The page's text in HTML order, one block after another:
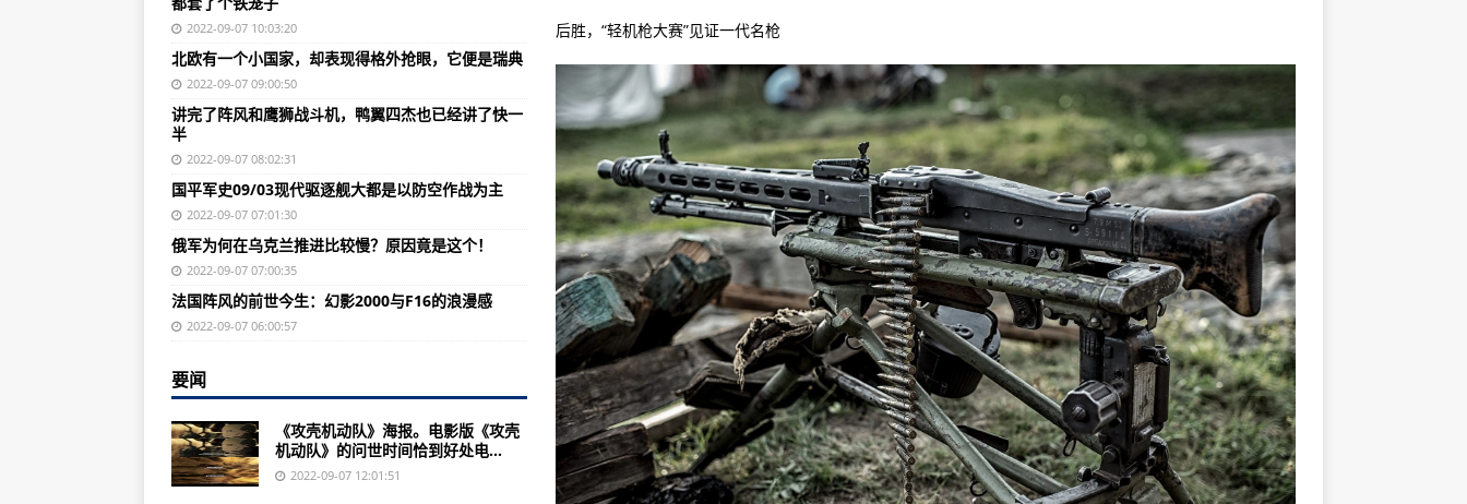
为什么雷达币现在不能提现山寨币，本身就不安全
《绝地求生》第三章地图的专属武器：我国-95自动步枪
近些年来，各国都越来越重视对于军事领域的建设，重视
国产第一艘航母，其的建成下水标志着中国已经具备了建造大中型航母的能力
德、苏、中三款9毫米手枪弹都是经典(组图)
揭秘中国最神秘的特种部队特种部队：国内仅有5000人
俄媒:中美俄三国军事预算变化图曝光令美国沮丧
飞机起落架的技术水平和可靠度对于飞机整体性能和使用安全具有重要影响
一个2022年世界十大驱逐舰排名：美日轻松进入世界前三
美国潜艇兵的危险性待遇比飞行员还要高的职业之一
《星际红警》网页游戏带来全新的玩法介绍(组图)
后胜，“轻机枪大赛”见证一代名枪
2022-09-07 10:03:20
北欧有一个小国家，却表现得格外抢眼，它便是瑞典
2022-09-07 09:00:50
讲完了阵风和鹰狮战斗机，鸭翼四杰也已经讲了快一
半
2022-09-07 08:02:31
国平军史09/03现代驱逐舰大都是以防空作战为主
2022-09-07 07:01:30
俄军为何在乌克兰推进比较慢？原因竟是这个！
2022-09-07 07:00:35
法国阵风的前世今生：幻影2000与F16的浪漫感
2022-09-07 06:00:57
要闻
《攻壳机动队》海报。电影版《攻壳
机动队》的问世时间恰到好处电...
2022-09-07 12:01:51